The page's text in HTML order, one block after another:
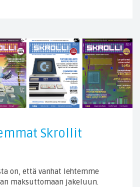
Skrollit
on, että vanhat lehtemme
maksuttomaan jakeluun.